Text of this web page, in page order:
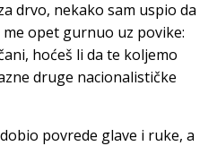
drvo, nekako sam uspio da
opet gurnuo uz povike:
hoćeš li da te koljemo
druge nacionalističke
povrede glave i ruke, a